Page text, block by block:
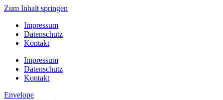
Zum Inhalt springen
Impressum
Datenschutz
Kontakt
Impressum
Datenschutz
Kontakt
Envelope